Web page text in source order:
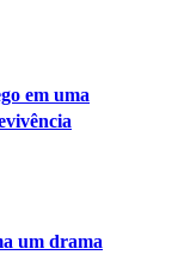
em uma
um drama